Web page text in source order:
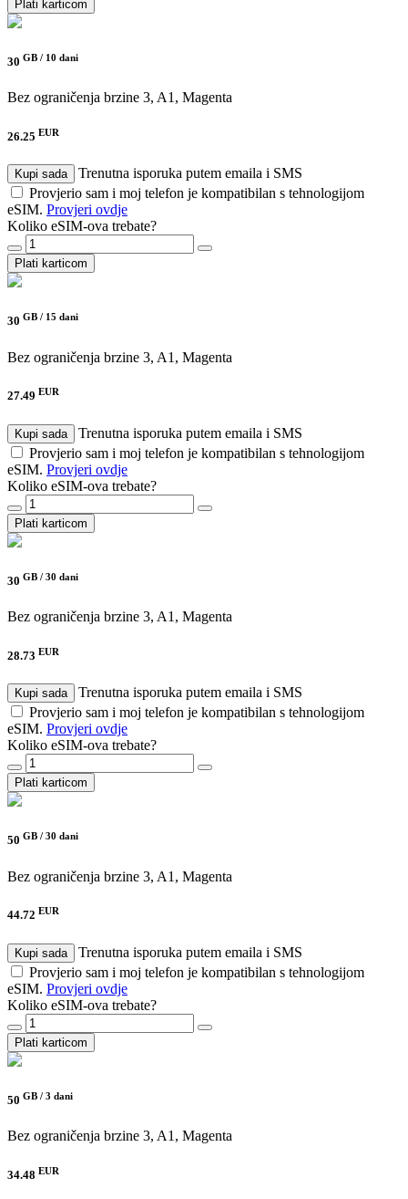
Plati karticom
30 GB / 10 dani
Bez ograničenja brzine 3, A1, Magenta
26.25 EUR
Kupi sada
Trenutna isporuka putem emaila i SMS
Provjerio sam i moj telefon je kompatibilan s tehnologijom
eSIM. Provjeri ovdje
Koliko eSIM-ova trebate?
Plati karticom
30 GB / 15 dani
Bez ograničenja brzine 3, A1, Magenta
27.49 EUR
Kupi sada
Trenutna isporuka putem emaila i SMS
Provjerio sam i moj telefon je kompatibilan s tehnologijom
eSIM. Provjeri ovdje
Koliko eSIM-ova trebate?
Plati karticom
30 GB / 30 dani
Bez ograničenja brzine 3, A1, Magenta
28.73 EUR
Kupi sada
Trenutna isporuka putem emaila i SMS
Provjerio sam i moj telefon je kompatibilan s tehnologijom
eSIM. Provjeri ovdje
Koliko eSIM-ova trebate?
Plati karticom
50 GB / 30 dani
Bez ograničenja brzine 3, A1, Magenta
44.72 EUR
Kupi sada
Trenutna isporuka putem emaila i SMS
Provjerio sam i moj telefon je kompatibilan s tehnologijom
eSIM. Provjeri ovdje
Koliko eSIM-ova trebate?
Plati karticom
50 GB / 3 dani
Bez ograničenja brzine 3, A1, Magenta
34.48 EUR